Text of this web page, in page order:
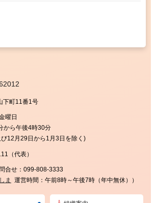
下町11番1号
曜日
から午後4時30分
12月29日から1月3日を除く)
（代表）
合せ： 099-808-3333
ま 運営時間：午前8時～午後7時（年中無休））